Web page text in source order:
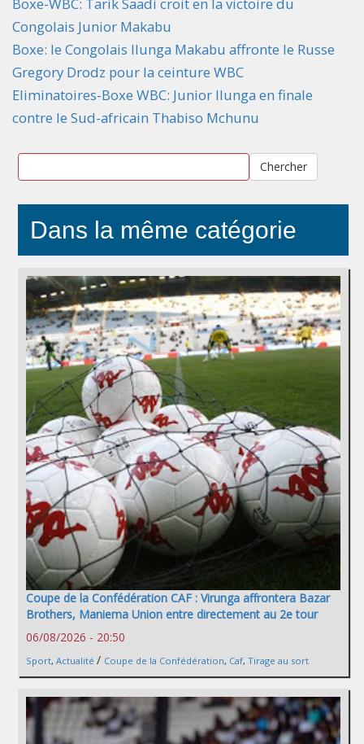
Congolais Junior Makabu
Boxe: le Congolais Ilunga Makabu affronte le Russe
Gregory Drodz pour la ceinture WBC
Eliminatoires-Boxe WBC: Junior Ilunga en finale
contre le Sud-africain Thabiso Mchunu
Chercher
Dans la même catégorie
Coupe de la Confédération CAF : Virunga affrontera Bazar
Brothers, Maniema Union entre directement au 2e tour
06/08/2026 - 20:50
Sport, Actualité / Coupe de la Confédération, Caf, Tirage au sort